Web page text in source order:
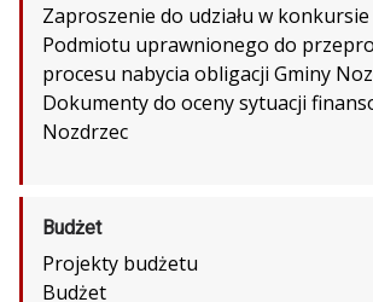
Zaproszenie do udziału w
Podmiotu uprawnionego do
procesu nabycia obligacji Gminy
Dokumenty do oceny sytuacji
Nozdrzec
Budżet
Projekty budżetu
Budżet